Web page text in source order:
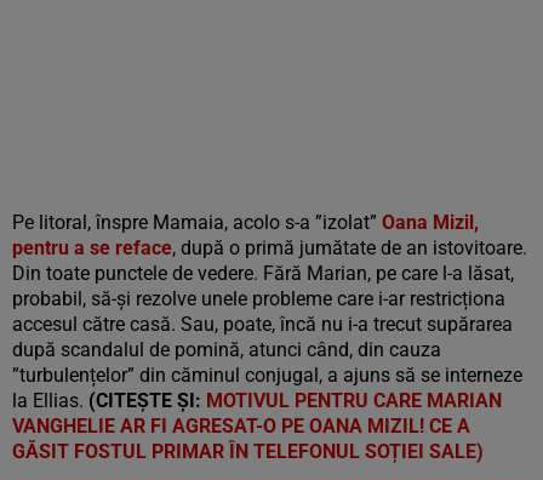
Pe litoral, înspre Mamaia, acolo s-a ”izolat” Oana Mizil,
pentru a se reface, după o primă jumătate de an istovitoare.
Din toate punctele de vedere. Fără Marian, pe care l-a lăsat,
probabil, să-și rezolve unele probleme care i-ar restricționa
accesul către casă. Sau, poate, încă nu i-a trecut supărarea
după scandalul de pomină, atunci când, din cauza
”turbulențelor” din căminul conjugal, a ajuns să se interneze
la Ellias. (CITEȘTE ȘI: MOTIVUL PENTRU CARE MARIAN
VANGHELIE AR FI AGRESAT-O PE OANA MIZIL! CE A
GĂSIT FOSTUL PRIMAR ÎN TELEFONUL SOȚIEI SALE)